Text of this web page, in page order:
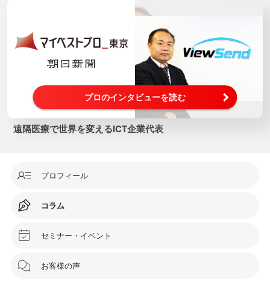
プロのインタビューを読む
遠隔医療で世界を変えるICT企業代表
プロフィール
コラム
セミナー・イベント
お客様の声